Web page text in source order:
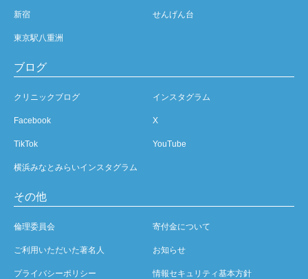
新宿 せんげん台
東京駅八重洲
ブログ
クリニックブログ インスタグラム
Facebook X
TikTok YouTube
横浜みなとみらいインスタグラム
その他
倫理委員会 寄付金について
ご利用いただいた著名人 お知らせ
プライバシーポリシー 情報セキュリティ基本方針